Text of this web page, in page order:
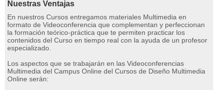
Nuestras Ventajas
En nuestros Cursos entregamos materiales Multimedia en
formato de Videoconferencia que complementan y perfeccionan
la formación teórico-práctica que te permiten practicar los
contenidos del Curso en tiempo real con la ayuda de un profesor
especializado.
Los aspectos que se trabajarán en las Videoconferencias
Multimedia del Campus Online del Cursos de Diseño Multimedia
Online serán: